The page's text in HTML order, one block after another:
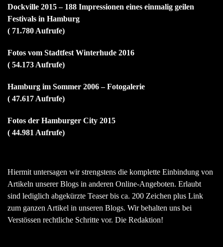
Dockville 2015 – 188 Impressionen eines einmalig geilen
Festivals in Hamburg
( 71.780 Aufrufe)
Fotos vom Stadtfest Winterhude 2016
( 54.173 Aufrufe)
Hamburg im Sommer 2006 – Fotogalerie
( 47.617 Aufrufe)
Fotos der Hamburger City 2015
( 44.981 Aufrufe)
Hiermit untersagen wir strengstens die komplette Einbindung von
Artikeln unserer Blogs in anderen Online-Angeboten. Erlaubt
sind lediglich abgekürzte Teaser bis ca. 200 Zeichen plus Link
zum ganzen Artikel in unseren Blogs. Wir behalten uns bei
Verstössen rechtliche Schritte vor. Die Redaktion!